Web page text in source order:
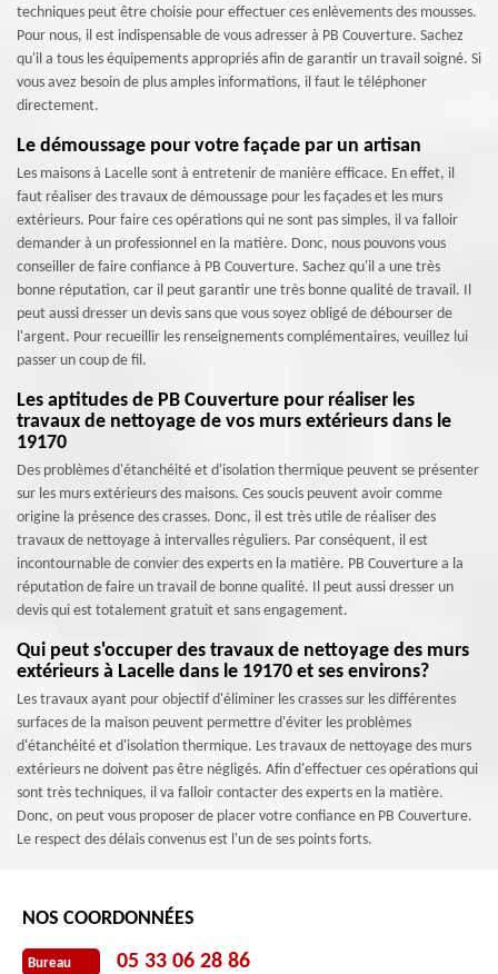
techniques peut être choisie pour effectuer ces enlèvements des mousses.
Pour nous, il est indispensable de vous adresser à PB Couverture. Sachez
qu'il a tous les équipements appropriés afin de garantir un travail soigné. Si
vous avez besoin de plus amples informations, il faut le téléphoner
directement.
Le démoussage pour votre façade par un artisan
Les maisons à Lacelle sont à entretenir de manière efficace. En effet, il
faut réaliser des travaux de démoussage pour les façades et les murs
extérieurs. Pour faire ces opérations qui ne sont pas simples, il va falloir
demander à un professionnel en la matière. Donc, nous pouvons vous
conseiller de faire confiance à PB Couverture. Sachez qu'il a une très
bonne réputation, car il peut garantir une très bonne qualité de travail. Il
peut aussi dresser un devis sans que vous soyez obligé de débourser de
l'argent. Pour recueillir les renseignements complémentaires, veuillez lui
passer un coup de fil.
Les aptitudes de PB Couverture pour réaliser les
travaux de nettoyage de vos murs extérieurs dans le
19170
Des problèmes d'étanchéité et d'isolation thermique peuvent se présenter
sur les murs extérieurs des maisons. Ces soucis peuvent avoir comme
origine la présence des crasses. Donc, il est très utile de réaliser des
travaux de nettoyage à intervalles réguliers. Par conséquent, il est
incontournable de convier des experts en la matière. PB Couverture a la
réputation de faire un travail de bonne qualité. Il peut aussi dresser un
devis qui est totalement gratuit et sans engagement.
Qui peut s'occuper des travaux de nettoyage des murs
extérieurs à Lacelle dans le 19170 et ses environs?
Les travaux ayant pour objectif d'éliminer les crasses sur les différentes
surfaces de la maison peuvent permettre d'éviter les problèmes
d'étanchéité et d'isolation thermique. Les travaux de nettoyage des murs
extérieurs ne doivent pas être négligés. Afin d'effectuer ces opérations qui
sont très techniques, il va falloir contacter des experts en la matière.
Donc, on peut vous proposer de placer votre confiance en PB Couverture.
Le respect des délais convenus est l'un de ses points forts.
NOS COORDONNÉES
Bureau 05 33 06 28 86